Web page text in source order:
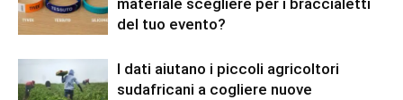
materiale scegliere per i braccialetti
del tuo evento?
I dati aiutano i piccoli agricoltori
sudafricani a cogliere nuove